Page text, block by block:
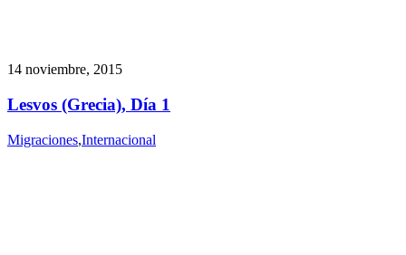
14 noviembre, 2015
Lesvos (Grecia), Día 1
Migraciones,Internacional